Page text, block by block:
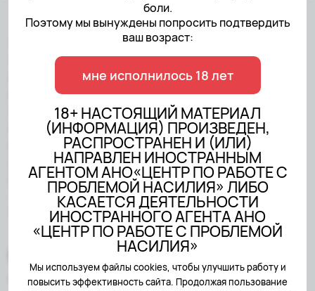
боли.
Поэтому мы вынуждены попросить подтвердить
ваш возраст:
мне исполнилось 18 лет
18+ НАСТОЯЩИЙ МАТЕРИАЛ
(ИНФОРМАЦИЯ) ПРОИЗВЕДЕН,
РАСПРОСТРАНЕН И (ИЛИ)
НАПРАВЛЕН ИНОСТРАННЫМ
АГЕНТОМ АНО«ЦЕНТР ПО РАБОТЕ С
ПРОБЛЕМОЙ НАСИЛИЯ» ЛИБО
КАСАЕТСЯ ДЕЯТЕЛЬНОСТИ
ИНОСТРАННОГО АГЕНТА АНО
«ЦЕНТР ПО РАБОТЕ С ПРОБЛЕМОЙ
НАСИЛИЯ»
Мы используем файлы cookies, чтобы улучшить работу и
повысить эффективность сайта. Продолжая пользование
18+ НАСТОЯЩИЙ МАТЕРИАЛ
(ИНФОРМАЦИЯ) ПРОИЗВЕДЕН,
РАСПРОСТРАНЕН И (ИЛИ)
НАПРАВЛЕН ИНОСТРАННЫМ
АГЕНТОМ АНО«ЦЕНТР ПО
РАБОТЕ С ПРОБЛЕМОЙ
НАСИЛИЯ» ЛИБО КАСАЕТСЯ
ДЕЯТЕЛЬНОСТИ
ИНОСТРАННОГО АГЕНТА АНО
«ЦЕНТР ПО РАБОТЕ С
ПРОБЛЕМОЙ НАСИЛИЯ»
Created bySairus.io